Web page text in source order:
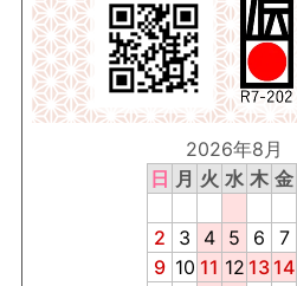
2026年8月
日 月 火 水 木 金
2
3 4 5 6 7
9 10 11 12 13 14